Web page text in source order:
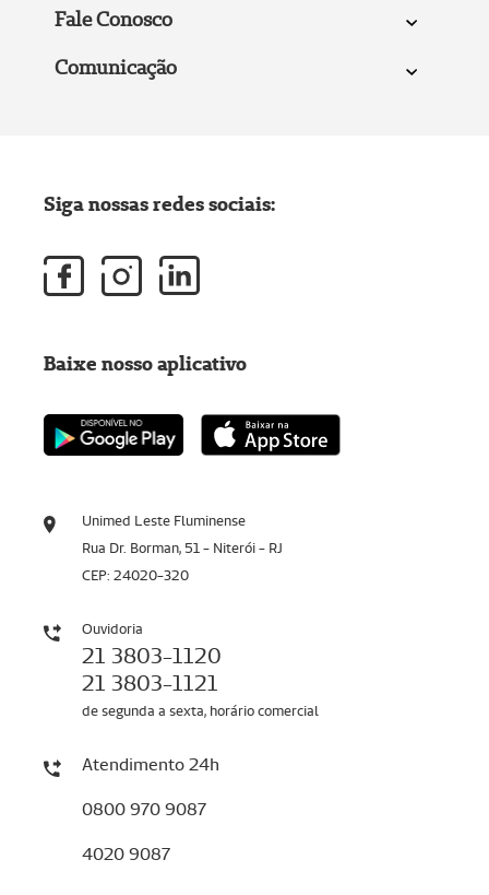
Fale Conosco
Comunicação
Unimed Leste Fluminense
Rua Dr. Borman, 51 - Niterói - RJ
CEP: 24020-320
Ouvidoria
21 3803-1120
21 3803-1121
de segunda a sexta, horário comercial
Atendimento 24h
0800 970 9087
4020 9087
Siga nossas redes sociais:
Baixe nosso aplicativo